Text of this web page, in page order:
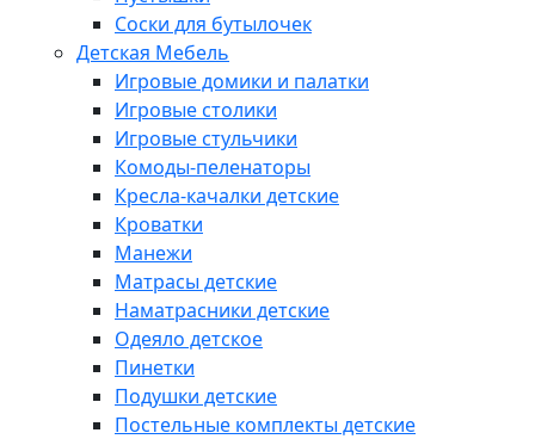
Соски для бутылочек
Детская Мебель
Игровые домики и палатки
Игровые столики
Игровые стульчики
Комоды-пеленаторы
Кресла-качалки детские
Кроватки
Манежи
Матрасы детские
Наматрасники детские
Одеяло детское
Пинетки
Подушки детские
Постельные комплекты детские